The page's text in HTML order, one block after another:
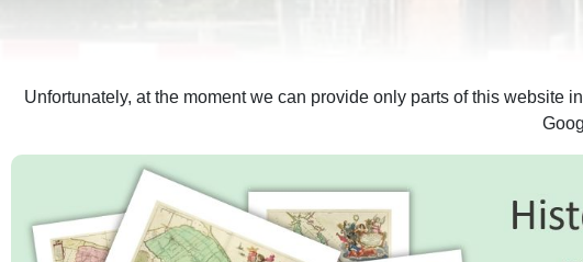
Unfortunately, at the moment we can provide only parts of this website